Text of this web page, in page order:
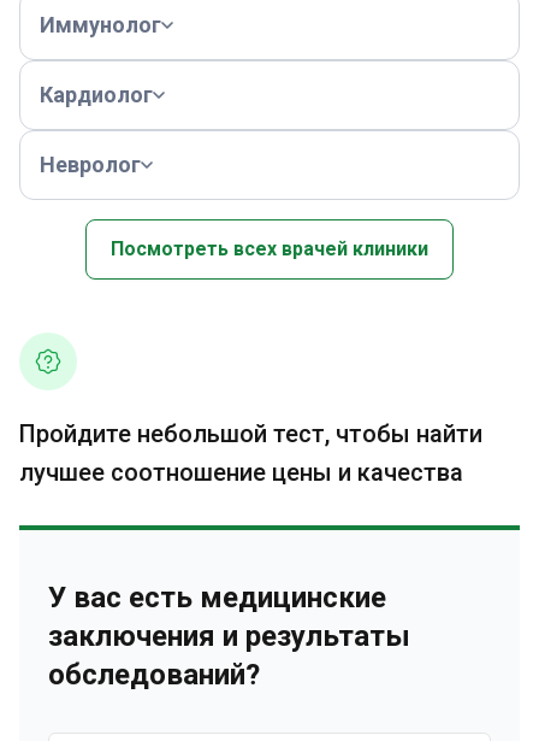
Иммунолог
Кардиолог
Невролог
Посмотреть всех врачей клиники
Пройдите небольшой тест, чтобы найти
лучшее соотношение цены и качества
У вас есть медицинские
заключения и результаты
обследований?